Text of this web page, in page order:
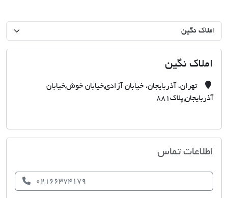
املاک نگین
تهران، آذربایجان، خیابان آزادی,خیابان خوش,خیابان
آذربایجان,پلاک881
اطلاعات تماس
02166374179